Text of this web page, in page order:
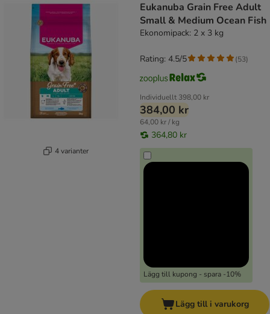
4 varianter
Eukanuba Grain Free Adult
Small & Medium Ocean Fish
Ekonomipack: 2 x 3 kg
Individuellt 398,00 kr
384,00 kr
64,00 kr / kg
364,80 kr
Lägg till kupong - spara -10%
Rating: 4.5/5 (53)
Lägg till i varukorg